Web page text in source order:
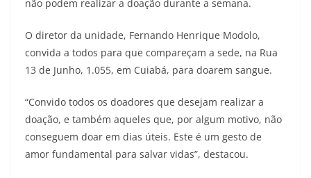
não podem realizar a doação durante a semana.
O diretor da unidade, Fernando Henrique Modolo,
convida a todos para que compareçam a sede, na Rua
13 de Junho, 1.055, em Cuiabá, para doarem sangue.
“Convido todos os doadores que desejam realizar a
doação, e também aqueles que, por algum motivo, não
conseguem doar em dias úteis. Este é um gesto de
amor fundamental para salvar vidas”, destacou.